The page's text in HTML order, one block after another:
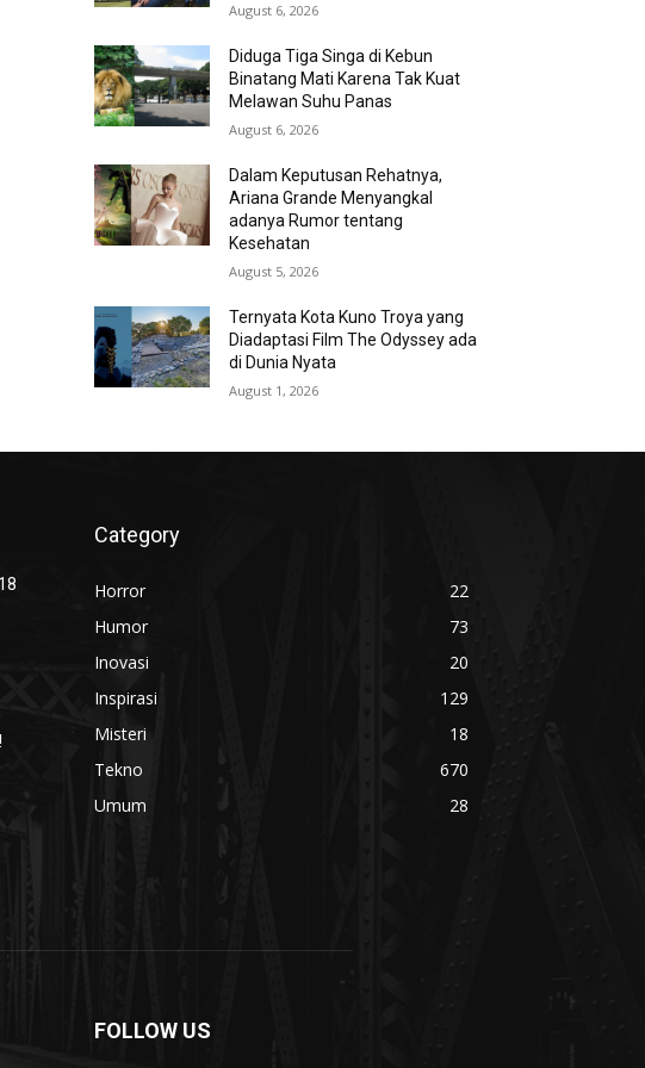
August 6, 2026
Diduga Tiga Singa di Kebun
Binatang Mati Karena Tak Kuat
Melawan Suhu Panas
August 6, 2026
Dalam Keputusan Rehatnya,
Ariana Grande Menyangkal
adanya Rumor tentang
Kesehatan
August 5, 2026
Ternyata Kota Kuno Troya yang
Diadaptasi Film The Odyssey ada
di Dunia Nyata
August 1, 2026
Category
Horror
22
Humor
73
Inovasi
20
Inspirasi
129
Misteri
18
Tekno
670
Umum
28
FOLLOW US